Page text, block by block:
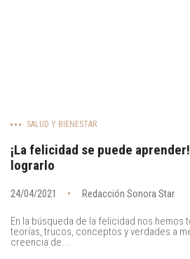
SALUD Y BIENESTAR
¡La felicidad se puede
lograrlo
24/04/2021 Redacción Sonora Star
En la búsqueda de la felicidad nos hemos
teorías, trucos, conceptos y verdades a
creencia de...